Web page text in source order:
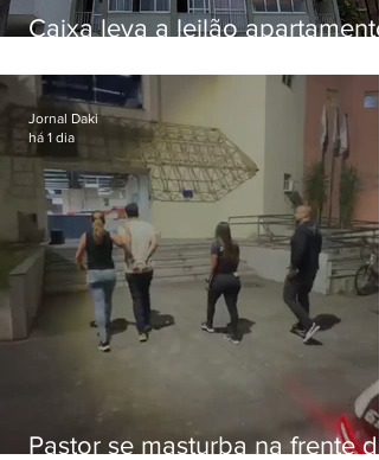
Caixa leva a leilão apartamento
Botafogo
Pastor se masturba na frente de
Jornal Daki
há 1 dia